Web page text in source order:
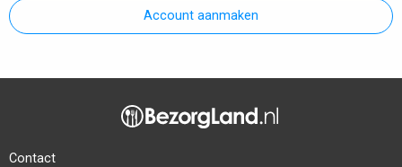
Account aanmaken
Contact